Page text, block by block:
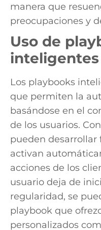
manera que
preocupaciones y
Uso de
inteligentes
Los playbooks
que permiten la
basándose en el
de los usuarios.
pueden desarrollar
activan
acciones de los
usuario deja de
regularidad, se
playbook que
personalizados